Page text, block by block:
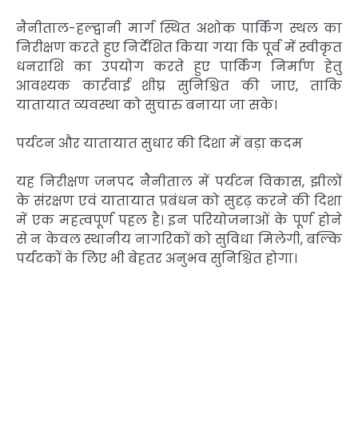
नैनीताल-हल्द्वानी मार्ग स्थित अशोक पार्किंग स्थल का
निरीक्षण करते हुए निर्देशित किया गया कि पूर्व में स्वीकृत
धनराशि का उपयोग करते हुए पार्किंग निर्माण हेतु
आवश्यक कार्रवाई शीघ्र सुनिश्चित की जाए, ताकि
यातायात व्यवस्था को सुचारु बनाया जा सके।
पर्यटन और यातायात सुधार की दिशा में बड़ा कदम
यह निरीक्षण जनपद नैनीताल में पर्यटन विकास, झीलों
के संरक्षण एवं यातायात प्रबंधन को सुदृढ़ करने की दिशा
में एक महत्वपूर्ण पहल है। इन परियोजनाओं के पूर्ण होने
से न केवल स्थानीय नागरिकों को सुविधा मिलेगी, बल्कि
पर्यटकों के लिए भी बेहतर अनुभव सुनिश्चित होगा।